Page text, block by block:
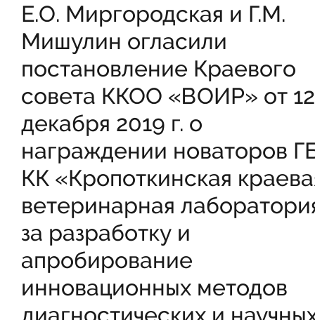
Е.О. Миргородская и Г.М.
Мишулин огласили
постановление Краевого
совета ККОО «ВОИР» от 12
декабря 2019 г. о
награждении новаторов
КК «Кропоткинская
ветеринарная
за разработку и
апробирование
инновационных методов